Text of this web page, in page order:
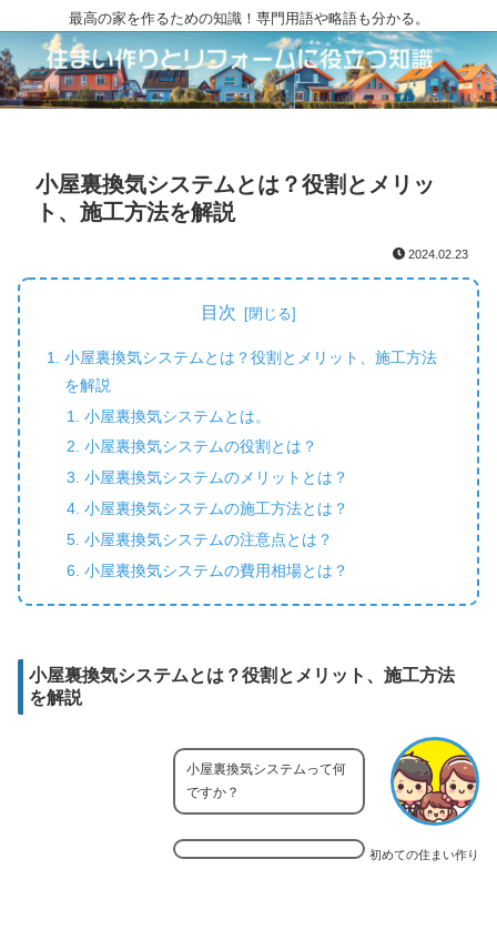
最高の家を作るための知識！専門用語や略語も分かる。
小屋裏換気システムとは？役割とメリッ
ト、施工方法を解説
2024.02.23
目次
小屋裏換気システムとは？役割とメリット、施工方法
を解説
小屋裏換気システムとは。
小屋裏換気システムの役割とは？
小屋裏換気システムのメリットとは？
小屋裏換気システムの施工方法とは？
小屋裏換気システムの注意点とは？
小屋裏換気システムの費用相場とは？
小屋裏換気システムとは？役割とメリット、施工方法
を解説
初めての住まい作り
小屋裏換気システムって何
ですか？